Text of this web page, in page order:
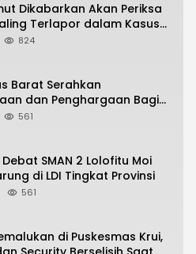
Dikabarkan Akan Periksa
Terlapor dalam Kasus
Bermodus Surat
824
Barat Serahkan
dan Penghargaan Bagi
Pada Pembukaan TA
561
SMAN 2 Lolofitu Moi
di LDI Tingkat Provinsi
561
di Puskesmas Krui,